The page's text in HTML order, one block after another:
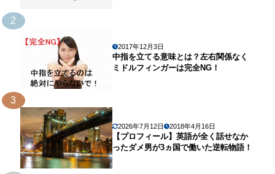
2
2017年12月3日
中指を立てる意味とは？左右関係なく
ミドルフィンガーは完全NG！
3
2026年7月12日 2018年4月16日
【プロフィール】英語が全く話せなか
ったダメ男が3ヵ国で働いた逆転物語！